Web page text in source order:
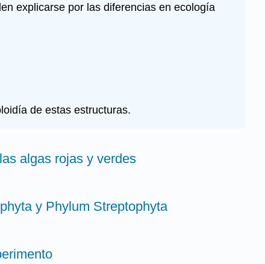
explicarse por las diferencias en ecología
de estas estructuras.
algas rojas y verdes
y Phylum Streptophyta